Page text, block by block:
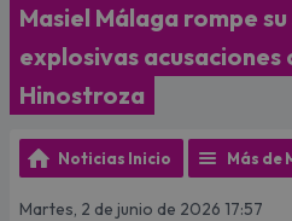
Masiel Málaga rompe
explosivas
Hinostroza
Noticias Inicio Más de
Martes, 2 de junio de 2026 17:57